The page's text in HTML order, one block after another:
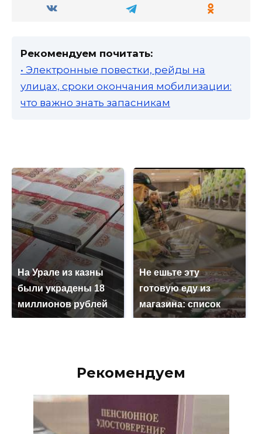
Рекомендуем почитать:
• Электронные повестки, рейды на
улицах, сроки окончания мобилизации:
что важно знать запасникам
На Урале из казны
были украдены 18
миллионов рублей
Не ешьте эту
готовую еду из
магазина: список
Рекомендуем